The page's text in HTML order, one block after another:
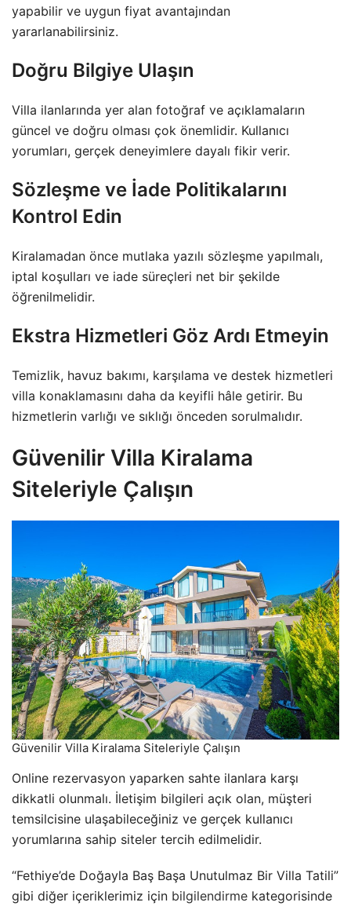
yapabilir ve uygun fiyat avantajından
yararlanabilirsiniz.
Doğru Bilgiye Ulaşın
Villa ilanlarında yer alan fotoğraf ve açıklamaların
güncel ve doğru olması çok önemlidir. Kullanıcı
yorumları, gerçek deneyimlere dayalı fikir verir.
Sözleşme ve İade Politikalarını
Kontrol Edin
Kiralamadan önce mutlaka yazılı sözleşme yapılmalı,
iptal koşulları ve iade süreçleri net bir şekilde
öğrenilmelidir.
Ekstra Hizmetleri Göz Ardı Etmeyin
Temizlik, havuz bakımı, karşılama ve destek hizmetleri
villa konaklamasını daha da keyifli hâle getirir. Bu
hizmetlerin varlığı ve sıklığı önceden sorulmalıdır.
Güvenilir Villa Kiralama
Siteleriyle Çalışın
Güvenilir Villa Kiralama Siteleriyle Çalışın
Online rezervasyon yaparken sahte ilanlara karşı
dikkatli olunmalı. İletişim bilgileri açık olan, müşteri
temsilcisine ulaşabileceğiniz ve gerçek kullanıcı
yorumlarına sahip siteler tercih edilmelidir.
“Fethiye’de Doğayla Baş Başa Unutulmaz Bir Villa Tatili”
gibi diğer içeriklerimiz için bilgilendirme kategorisinde